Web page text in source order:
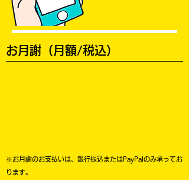
お月謝（月額/税込）
※お月謝のお支払いは、銀行振込またはPayPalのみ承ってお
ります。